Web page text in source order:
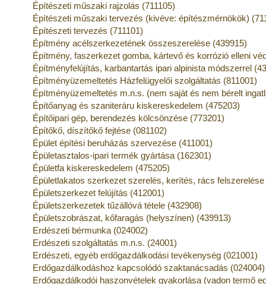
Építészeti műszaki rajzolás (711105)
Építészeti műszaki tervezés (kivéve: építészmérnökök)
Építészeti tervezés (711101)
Építmény acélszerkezetének összeszerelése (439915)
Építmény, faszerkezet gomba, kártevő és korrózió elleni
Építményfelújítás, karbantartás ipari alpinista módszerrel
Építményüzemeltetés Házfelügyelői szolgáltatás (811001)
Építményüzemeltetés m.n.s. (nem saját és nem bérelt
Építőanyag és szaniteráru kiskereskedelem (475203)
Építőipari gép, berendezés kölcsönzése (773201)
Építőkő, díszítőkő fejtése (081102)
Épület építési beruházás szervezése (411001)
Épületasztalos-ipari termék gyártása (162301)
Épületfa kiskereskedelem (475205)
Épületlakatos szerkezet szerelés, kerítés, rács felszerelése
Épületszerkezet felújítás (412001)
Épületszerkezetek tűzállóvá tétele (432908)
Épületszobrászat, kőfaragás (helyszínen) (439913)
Erdészeti bérmunka (024002)
Erdészeti szolgáltatás m.n.s. (24001)
Erdészeti, egyéb erdőgazdálkodási tevékenység (021001)
Erdőgazdálkodáshoz kapcsolódó szaktanácsadás (024004)
Erdőgazdálkodói haszonvételek gyakorlása (vadon termő